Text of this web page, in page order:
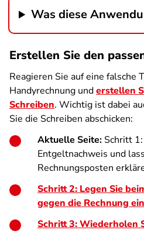
Was diese
Erstellen Sie den
Reagieren Sie auf eine falsche
Handyrechnung understellen
Schreiben. Wichtig ist dabei
Sie die Schreiben abschicken:
Aktuelle Seite: Schritt
Entgeltnachweis und
Rechnungsposten
Schritt 2: Legen Sie
gegen die Rechnung ein
Schritt 3: Wiederholen